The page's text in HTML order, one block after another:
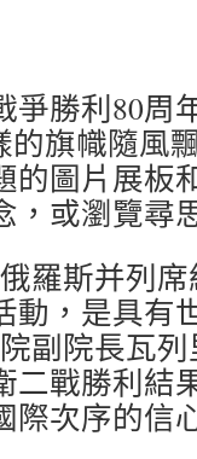
爭勝利80周
的旗幟隨風
的圖片展板
，或瀏覽尋
羅斯并列
動，是具有
副院長瓦
二戰勝利結
際次序的信